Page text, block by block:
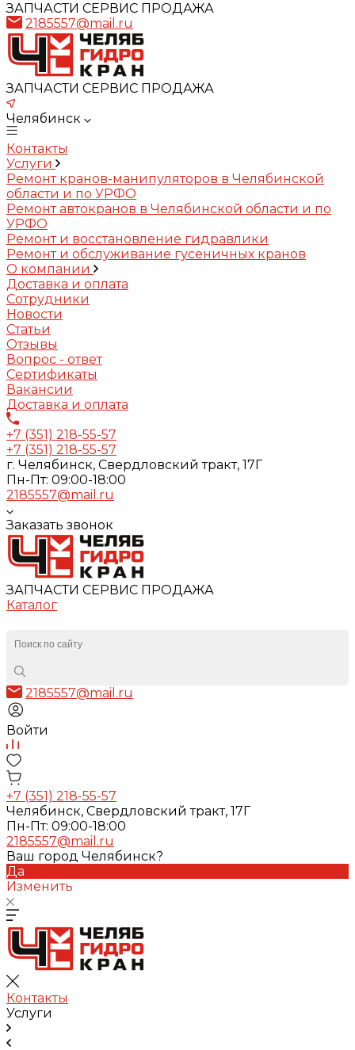
ЗАПЧАСТИ СЕРВИС ПРОДАЖА
2185557@mail.ru
ЗАПЧАСТИ СЕРВИС ПРОДАЖА
Челябинск
Контакты
Услуги
Ремонт кранов-манипуляторов в Челябинской
области и по УРФО
Ремонт автокранов в Челябинской области и по
УРФО
Ремонт и восстановление гидравлики
Ремонт и обслуживание гусеничных кранов
О компании
Доставка и оплата
Сотрудники
Новости
Статьи
Отзывы
Вопрос - ответ
Сертификаты
Вакансии
Доставка и оплата
+7 (351) 218-55-57
+7 (351) 218-55-57
г. Челябинск, Свердловский тракт, 17Г
Пн-Пт: 09:00-18:00
2185557@mail.ru
Заказать звонок
ЗАПЧАСТИ СЕРВИС ПРОДАЖА
Каталог
2185557@mail.ru
Войти
+7 (351) 218-55-57
Челябинск, Свердловский тракт, 17Г
Пн-Пт: 09:00-18:00
2185557@mail.ru
Ваш город Челябинск?
Да
Изменить
Контакты
Услуги